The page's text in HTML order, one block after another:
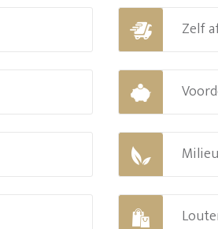
Zelf